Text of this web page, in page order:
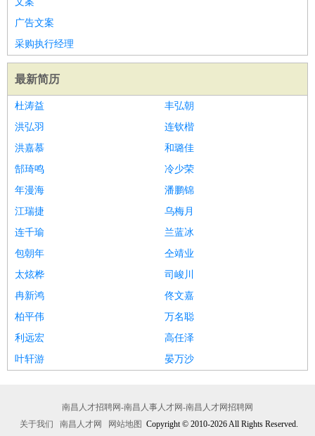
广告文案
采购执行经理
最新简历
杜涛益
丰弘朝
洪弘羽
连钦楷
洪嘉慕
和璐佳
郜琦鸣
冷少荣
年漫海
潘鹏锦
江瑞捷
乌梅月
连千瑜
兰蓝冰
包朝年
仝靖业
太炫桦
司峻川
冉新鸿
佟文嘉
柏平伟
万名聪
利远宏
高任泽
叶轩游
晏万沙
南昌人才招聘网-南昌人事人才网-南昌人才网招聘网
关于我们
南昌人才网 网站地图 Copyright © 2010-2026 All Rights Reserved.